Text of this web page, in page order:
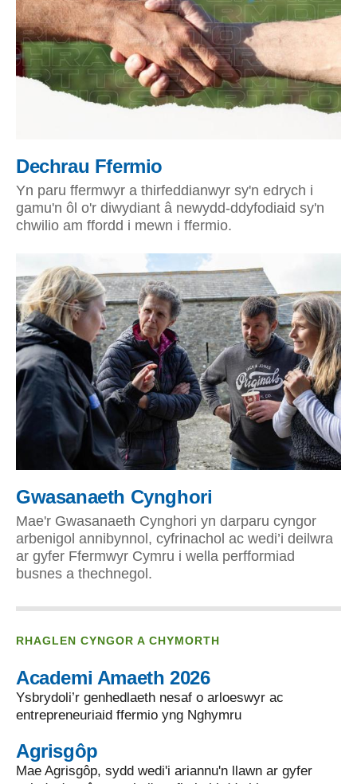
Dechrau Ffermio
Yn paru ffermwyr a thirfeddianwyr sy'n edrych i
gamu'n ôl o'r diwydiant â newydd-ddyfodiaid sy'n
chwilio am ffordd i mewn i ffermio.
Gwasanaeth Cynghori
Mae'r Gwasanaeth Cynghori yn darparu cyngor
arbenigol annibynnol, cyfrinachol ac wedi’i deilwra
ar gyfer Ffermwyr Cymru i wella perfformiad
busnes a thechnegol.
RHAGLEN CYNGOR A CHYMORTH
Academi Amaeth 2026
Ysbrydoli’r genhedlaeth nesaf o arloeswyr ac
entrepreneuriaid ffermio yng Nghymru
Agrisgôp
Mae Agrisgôp, sydd wedi'i ariannu'n llawn ar gyfer